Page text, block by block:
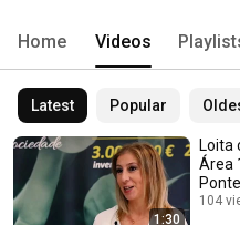
Home Videos
Latest Popular
1:30
Loita
Área
104